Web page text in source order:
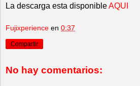
La descarga esta disponibleAQUI
Fujixperience en 0:37
Compartir
No hay comentarios: